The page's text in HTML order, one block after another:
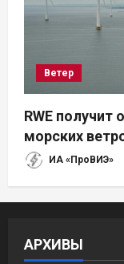
Ветер
RWE
морских
ИА «ПроВИЭ»
АРХИВЫ